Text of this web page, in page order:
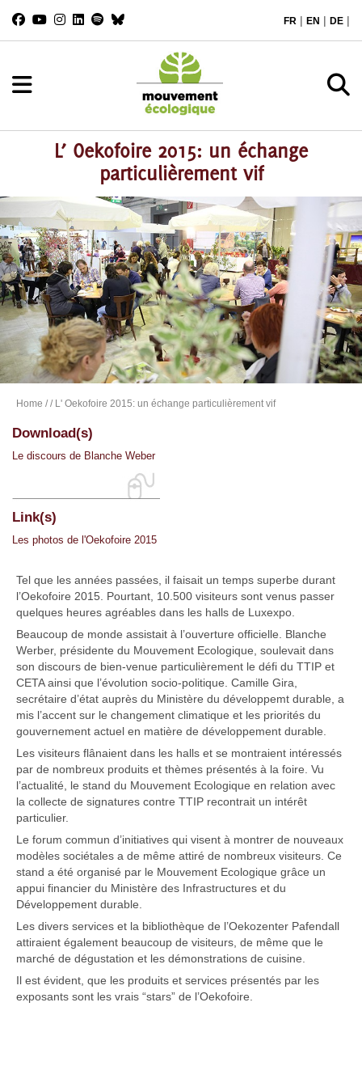
FR | EN | DE |
L’ Oekofoire 2015: un échange
particulièrement vif
Home // L' Oekofoire 2015: un échange particulièrement vif
Download(s)
Le discours de Blanche Weber
Link(s)
Les photos de l'Oekofoire 2015
Tel que les années passées, il faisait un temps superbe durant
l’Oekofoire 2015. Pourtant, 10.500 visiteurs sont venus passer
quelques heures agréables dans les halls de Luxexpo.
Beaucoup de monde assistait à l’ouverture officielle. Blanche
Werber, présidente du Mouvement Ecologique, soulevait dans
son discours de bien-venue particulièrement le défi du TTIP et
CETA ainsi que l’évolution socio-politique. Camille Gira,
secrétaire d’état auprès du Ministère du développemt durable, a
mis l’accent sur le changement climatique et les priorités du
gouvernement actuel en matière de développement durable.
Les visiteurs flânaient dans les halls et se montraient intéressés
par de nombreux produits et thèmes présentés à la foire. Vu
l’actualité, le stand du Mouvement Ecologique en relation avec
la collecte de signatures contre TTIP recontrait un intérêt
particulier.
Le forum commun d’initiatives qui visent à montrer de nouveaux
modèles sociétales a de même attiré de nombreux visiteurs. Ce
stand a été organisé par le Mouvement Ecologique grâce un
appui financier du Ministère des Infrastructures et du
Développement durable.
Les divers services et la bibliothèque de l’Oekozenter Pafendall
attiraient également beaucoup de visiteurs, de même que le
marché de dégustation et les démonstrations de cuisine.
Il est évident, que les produits et services présentés par les
exposants sont les vrais “stars” de l’Oekofoire.